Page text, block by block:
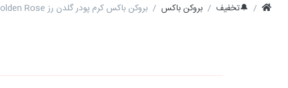
🔔تخفیف بروکن باکس بروکن باکس کرم پودر گلدن رز Golden Rose مدل Satin Smoothing شماره 23